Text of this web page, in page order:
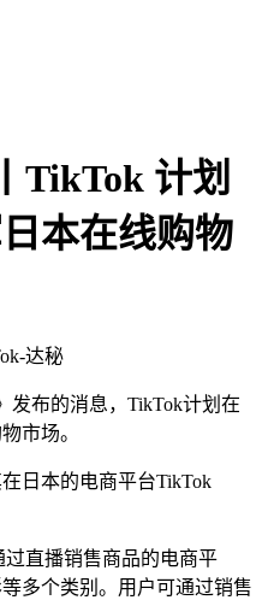
TikTok 计划
本在线购物
达秘
发布的消息， TikTok计划在
市场。
日本的电商平台TikTok
过直播销售商品的电商平
多个类别。用户可通过销售